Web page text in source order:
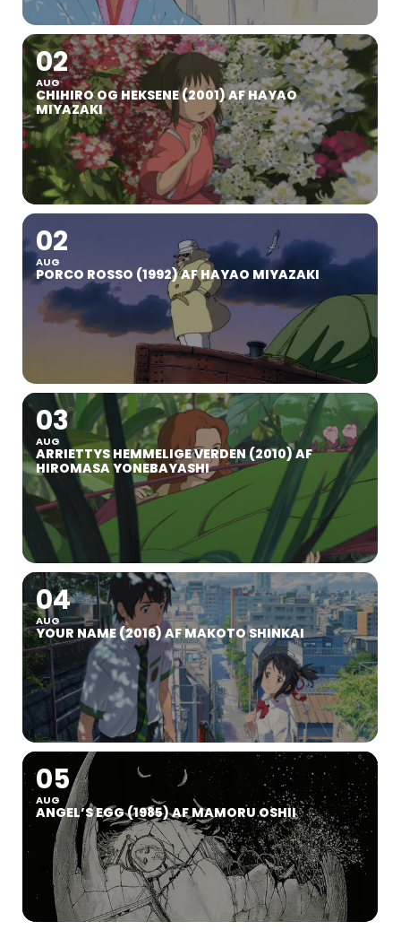
02
AUG
CHIHIRO OG HEKSENE (2001) AF HAYAO
MIYAZAKI
02
AUG
PORCO ROSSO (1992) AF HAYAO MIYAZAKI
03
AUG
ARRIETTYS HEMMELIGE VERDEN (2010) AF
HIROMASA YONEBAYASHI
04
AUG
YOUR NAME (2016) AF MAKOTO SHINKAI
05
AUG
ANGEL’S EGG (1985) AF MAMORU OSHII